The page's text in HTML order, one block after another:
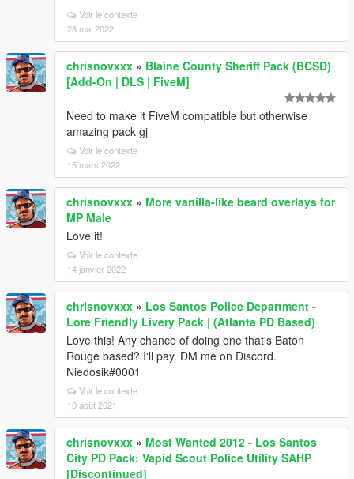
Voir le contexte
28 mai 2022
chrisnovxxx » Blaine County Sheriff Pack (BCSD)
[Add-On | DLS | FiveM]
Need to make it FiveM compatible but otherwise
amazing pack gj
Voir le contexte
15 mars 2022
chrisnovxxx » More vanilla-like beard overlays for
MP Male
Love it!
Voir le contexte
14 janvier 2022
chrisnovxxx » Los Santos Police Department -
Lore Friendly Livery Pack | (Atlanta PD Based)
Love this! Any chance of doing one that's Baton
Rouge based? I'll pay. DM me on Discord.
Niedosik#0001
Voir le contexte
10 août 2021
chrisnovxxx » Most Wanted 2012 - Los Santos
City PD Pack: Vapid Scout Police Utility SAHP
[Discontinued]